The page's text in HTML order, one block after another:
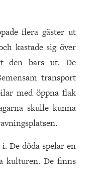
flera gäster ut
kastade sig över
den bars ut. De
transport
med öppna flak
skulle kunna
De döda spelar en
kulturen. De finns